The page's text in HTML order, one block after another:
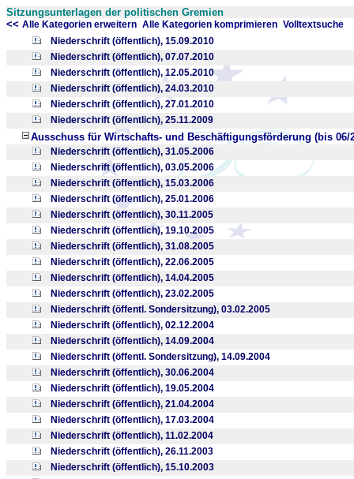
Sitzungsunterlagen der politischen Gremien
<< Alle Kategorien erweitern Alle Kategorien komprimieren Volltextsuche
Niederschrift (öffentlich), 15.09.2010
Niederschrift (öffentlich), 07.07.2010
Niederschrift (öffentlich), 12.05.2010
Niederschrift (öffentlich), 24.03.2010
Niederschrift (öffentlich), 27.01.2010
Niederschrift (öffentlich), 25.11.2009
Ausschuss für Wirtschafts- und Beschäftigungsförderung (bis 06/
Niederschrift (öffentlich), 31.05.2006
Niederschrift (öffentlich), 03.05.2006
Niederschrift (öffentlich), 15.03.2006
Niederschrift (öffentlich), 25.01.2006
Niederschrift (öffentlich), 30.11.2005
Niederschrift (öffentlich), 19.10.2005
Niederschrift (öffentlich), 31.08.2005
Niederschrift (öffentlich), 22.06.2005
Niederschrift (öffentlich), 14.04.2005
Niederschrift (öffentlich), 23.02.2005
Niederschrift (öffentl. Sondersitzung), 03.02.2005
Niederschrift (öffentlich), 02.12.2004
Niederschrift (öffentlich), 14.09.2004
Niederschrift (öffentl. Sondersitzung), 14.09.2004
Niederschrift (öffentlich), 30.06.2004
Niederschrift (öffentlich), 19.05.2004
Niederschrift (öffentlich), 21.04.2004
Niederschrift (öffentlich), 17.03.2004
Niederschrift (öffentlich), 11.02.2004
Niederschrift (öffentlich), 26.11.2003
Niederschrift (öffentlich), 15.10.2003